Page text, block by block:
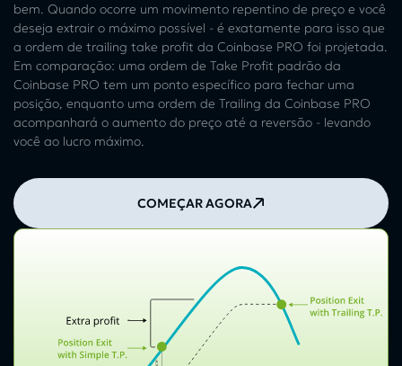
bem. Quando ocorre um movimento repentino de preço e você
deseja extrair o máximo possível - é exatamente para isso que
a ordem de trailing take profit da Coinbase PRO foi projetada.
Em comparação: uma ordem de Take Profit padrão da
Coinbase PRO tem um ponto específico para fechar uma
posição, enquanto uma ordem de Trailing da Coinbase PRO
acompanhará o aumento do preço até a reversão - levando
você ao lucro máximo.
COMEÇAR AGORA